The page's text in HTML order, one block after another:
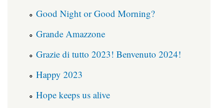
Good Night or Good Morning?
Grande Amazzone
Grazie di tutto 2023! Benvenuto 2024!
Happy 2023
Hope keeps us alive